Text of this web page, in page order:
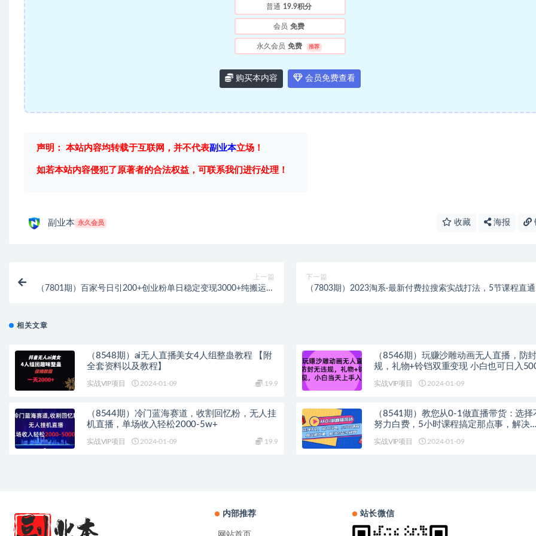
普通 19.9积分
会员 免费
永久会员 免费 推荐
购买本内容 会员免费查看
声明： 本站内容均转载于互联网，并不代表副业本立场！
如若本站内容侵犯了原著者的合法权益，可联系我们进行处理！
副业本 永久会员 收藏 海报
上一篇
（7801期）百家号日引200+创业粉单日稳定变现3000+纯搬运无
下一篇
（7803期）2023淘系·最新付费拉搜索实战打法，5节课程直
相关文章
（8548期）ai无人直播美女4人组整蛊教程 【附
全套资料以及教程】
实战VIP项目 2024-01-09 19.9
（8546期）玩赚沙雕动画无人直播，防
规，礼物+铃铛双重变现 小白也可日入
实战VIP项目 2024-01-09
（8544期）冷门蓝海赛道，收割回忆粉，无人挂
机直播，单场收入轻松2000-5w+
实战VIP项目 2024-01-09 19.9
（8541期）教您从0-1做直播带货：选择
努力白费，5小时课程搞定那点事，解决…
实战VIP项目 2024-01-09
内部推荐 站长微信